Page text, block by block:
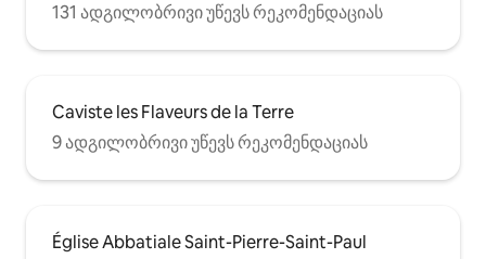
131 ადგილობრივი უწევს რეკომენდაციას
Caviste les Flaveurs de la Terre
9 ადგილობრივი უწევს რეკომენდაციას
Église Abbatiale Saint-Pierre-Saint-Paul